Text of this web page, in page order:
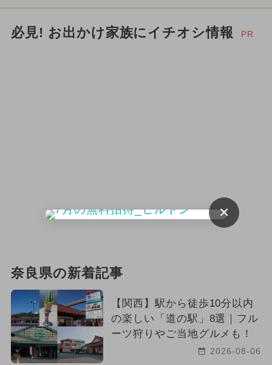
必見! お出かけ家族にイチオシ情報 PR
奈良県の新着記事
【関西】駅から徒歩10分以内
の楽しい「道の駅」8選｜フル
ーツ狩りやご当地グルメも！
2026-08-06
×